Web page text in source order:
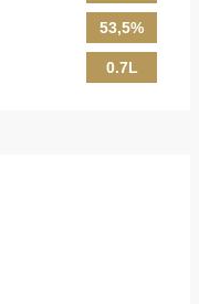
53,5%
0.7L